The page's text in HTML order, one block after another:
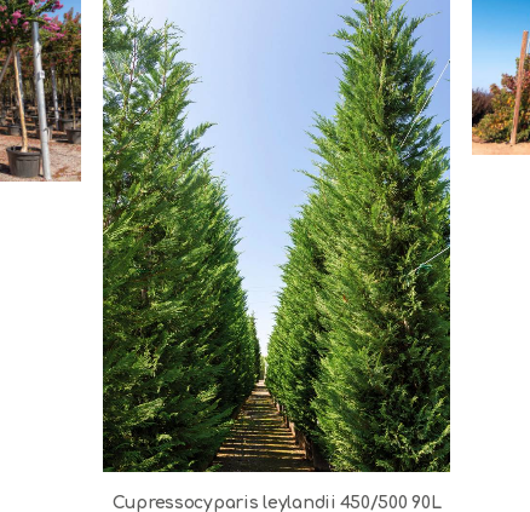
Cupressocyparis leylandii 450/500 90L